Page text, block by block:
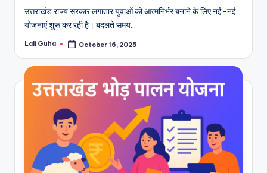
उत्तराखंड राज्य सरकार लगातार युवाओं को आत्मनिर्भर बनाने के लिए नई-नई
योजनाएं शुरू कर रही है। बदलते समय…
Posted
Lali Guha October 16, 2025